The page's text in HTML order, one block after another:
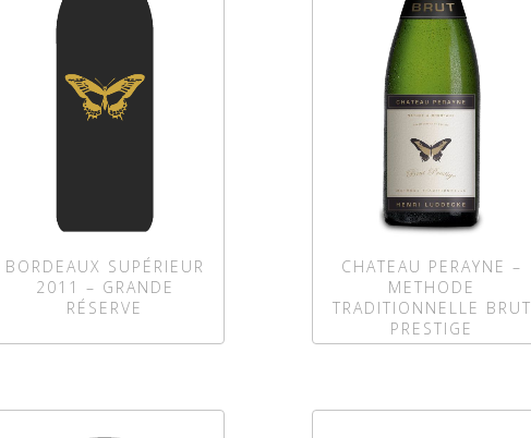
BORDEAUX SUPÉRIEUR
2011 – GRANDE
RÉSERVE
CHATEAU PERAYNE –
METHODE
TRADITIONNELLE BRUT
PRESTIGE